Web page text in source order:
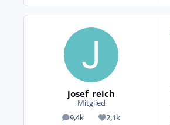
josef_reich
Mitglied
9,4k
Beiträge 2,1k
Reputation